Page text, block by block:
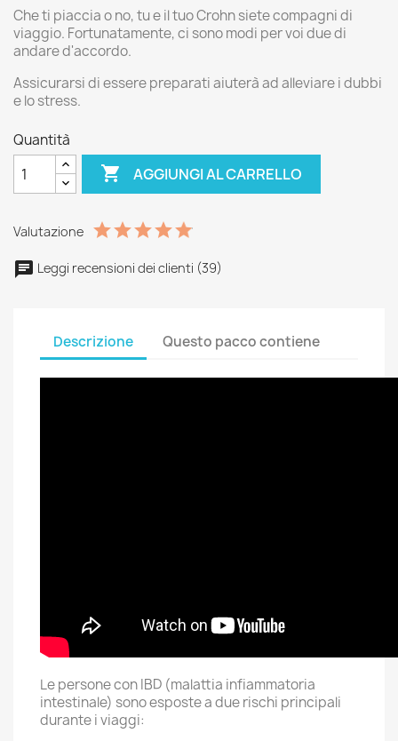
Che ti piaccia o no, tu e il tuo Crohn siete compagni di
viaggio. Fortunatamente, ci sono modi per voi due di
andare d'accordo.
Assicurarsi di essere preparati aiuterà ad alleviare i dubbi
e lo stress.
Quantità
 AGGIUNGI AL CARRELLO
Valutazione
Leggi recensioni dei clienti (39)
Descrizione Questo pacco contiene
Le persone con IBD (malattia infiammatoria
intestinale) sono esposte a due rischi principali
durante i viaggi: